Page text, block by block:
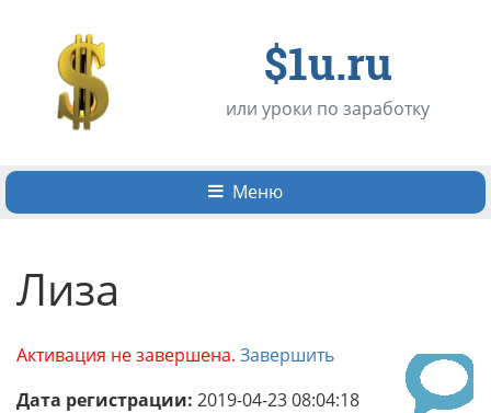
$1u.ru
или уроки по заработку
Меню
Лиза
Активация не завершена. Завершить
Дата регистрации: 2019-04-23 08:04:18